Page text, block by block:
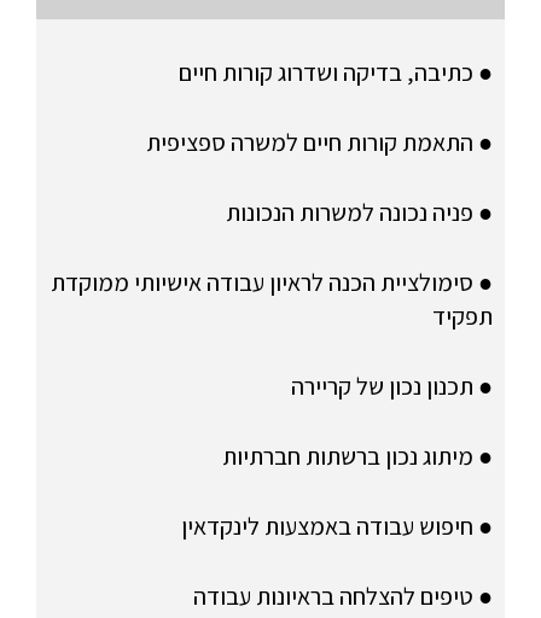
● כתיבה, בדיקה ושדרוג קורות חיים
● התאמת קורות חיים למשרה ספציפית
● פניה נכונה למשרות הנכונות
● סימולציית הכנה לראיון עבודה אישיותי ממוקדת
תפקיד
● תכנון נכון של קריירה
● מיתוג נכון ברשתות חברתיות
● חיפוש עבודה באמצעות לינקדאין
● טיפים להצלחה בראיונות עבודה